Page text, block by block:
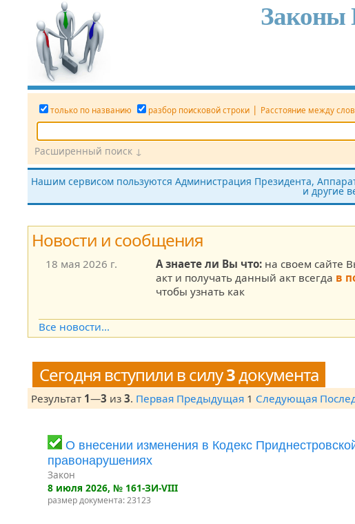
Законы
только по названию разбор поисковой строки | Расстояние между
Номер док. Дата
без текста
Расширенный поиск ↓
Нашим сервисом пользуются Администрация Президента,
и другие
Новости и сообщения
18 мая 2026 г. А знаете ли Вы что: на своем сайте
акт и получать данный акт всегда в
чтобы узнать как
Все новости...
Сегодня вступили в силу3документа
Результат 1—3 из 3. Первая Предыдущая 1 Следующая
О внесении изменения в Кодекс
правонарушениях
Закон
8 июля 2026, № 161-ЗИ-VIII
размер документа: 23123